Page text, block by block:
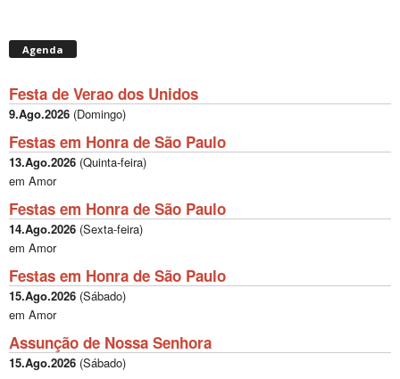
Agenda
Festa de Verao dos Unidos
9.Ago.2026 (Domingo)
Festas em Honra de São Paulo
13.Ago.2026 (Quinta-feira)
em Amor
Festas em Honra de São Paulo
14.Ago.2026 (Sexta-feira)
em Amor
Festas em Honra de São Paulo
15.Ago.2026 (Sábado)
em Amor
Assunção de Nossa Senhora
15.Ago.2026 (Sábado)